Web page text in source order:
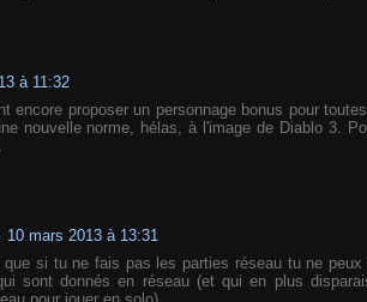
à 11:32
encore proposer un personnage bonus pour
nouvelle norme, hélas, à l'image de Diablo 3.
10 mars 2013 à 13:31
que si tu ne fais pas les parties réseau tu ne
sont donnés en réseau (et qui en plus